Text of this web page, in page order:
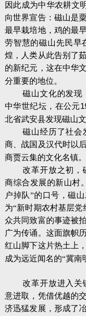
因此成为中华农耕文
向世界宣告：磁山是
最早栽培地，鸡的最
劳智慧的磁山先民早
煌，人类从此告别了
的新纪元，这在中华
分重要的地位。
磁山文化的发现
中华世纪坛，在公元
北省武安县发现磁山文
磁山经历了社会
商、战国及汉代时以
商贾云集的文化名镇。
改革开放之初，
商综合发展的新山村
户掉队”的口号，磁
为“新时期农村基层
众共同致富的事迹被
广为传诵。这面旗帜
红山脚下这片热土上
成为远近闻名的“冀南
改革开放进入关
意进取，凭借优越的
济迅猛发展，形成了